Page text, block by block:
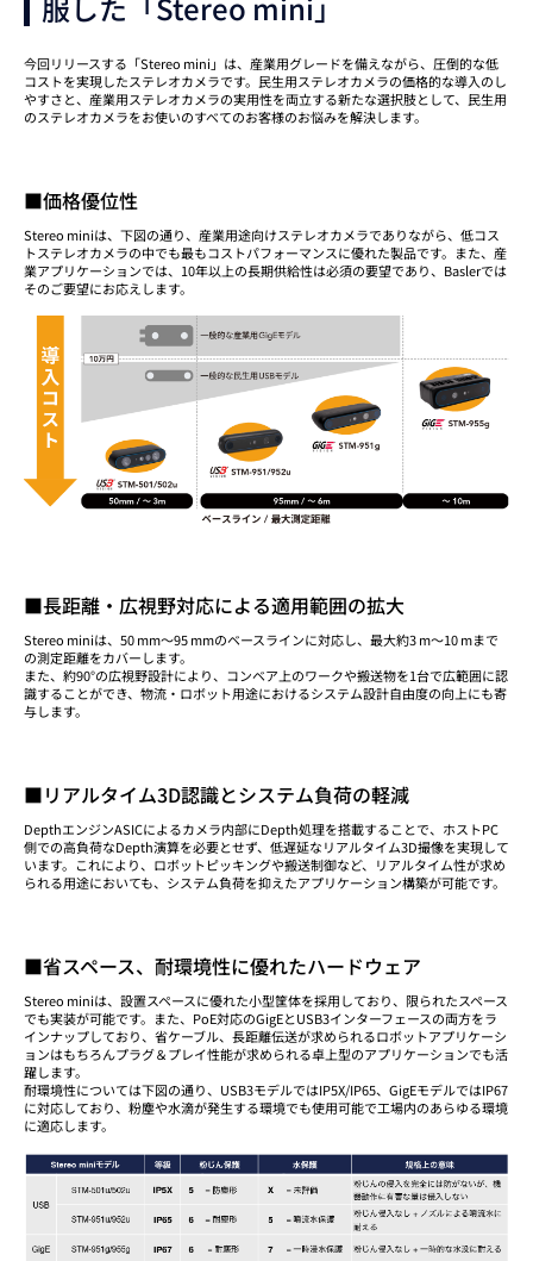
今回リリースする「Stereo mini」は、産業用グレードを備えながら、圧倒的な低
コストを実現したステレオカメラです。民生用ステレオカメラの価格的な導入のし
やすさと、産業用ステレオカメラの実用性を両立する新たな選択肢として、民生用
のステレオカメラをお使いのすべてのお客様のお悩みを解決します。
■価格優位性
Stereo miniは、下図の通り、産業用途向けステレオカメラでありながら、低コス
トステレオカメラの中でも最もコストパフォーマンスに優れた製品です。また、産
業アプリケーションでは、10年以上の長期供給性は必須の要望であり、Baslerでは
そのご要望にお応えします。
■長距離・広視野対応による適用範囲の拡大
Stereo miniは、50 mm〜95 mmのベースラインに対応し、最大約3 m〜10 mまで
の測定距離をカバーします。
また、約90°の広視野設計により、コンベア上のワークや搬送物を1台で広範囲に認
識することができ、物流・ロボット用途におけるシステム設計自由度の向上にも寄
与します。
■リアルタイム3D認識とシステム負荷の軽減
DepthエンジンASICによるカメラ内部にDepth処理を搭載することで、ホストPC
側での高負荷なDepth演算を必要とせず、低遅延なリアルタイム3D撮像を実現して
います。これにより、ロボットピッキングや搬送制御など、リアルタイム性が求め
られる用途においても、システム負荷を抑えたアプリケーション構築が可能です。
■省スペース、耐環境性に優れたハードウェア
Stereo miniは、設置スペースに優れた小型筐体を採用しており、限られたスペース
でも実装が可能です。また、PoE対応のGigEとUSB3インターフェースの両方をラ
インナップしており、省ケーブル、長距離伝送が求められるロボットアプリケーシ
ョンはもちろんプラグ＆プレイ性能が求められる卓上型のアプリケーションでも活
躍します。
耐環境性については下図の通り、USB3モデルではIP5X/IP65、GigEモデルではIP67
に対応しており、粉塵や水滴が発生する環境でも使用可能で工場内のあらゆる環境
に適応します。